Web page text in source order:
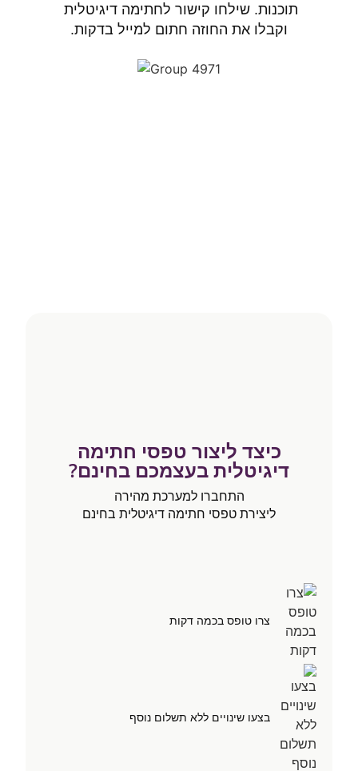
תוכנות. שילחו קישור לחתימה דיגיטלית
וקבלו את החוזה חתום למייל בדקות.
כיצד ליצור טפסי חתימה
דיגיטלית בעצמכם בחינם?
התחברו למערכת מהירה
ליצירת טפסי חתימה דיגיטלית בחינם
צרו טופס בכמה דקות
בצעו שינויים ללא תשלום נוסף